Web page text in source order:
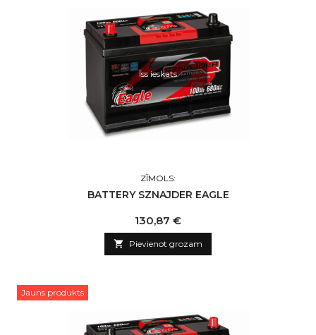
Īss ieskats
ZĪMOLS:
BATTERY SZNAJDER EAGLE
Cena
130,87 €
 Pievienot grozam
Jauns produkts